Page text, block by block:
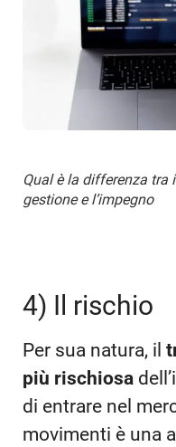
Qual è la differenza tra
gestione e l’impegno
4) Il rischio
Per sua natura, il
più rischiosa
di entrare nel
movimenti è una